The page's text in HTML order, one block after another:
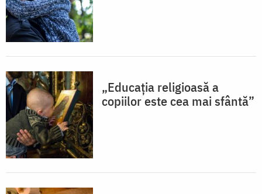
„Educația religioasă a
copiilor este cea mai sfântă”